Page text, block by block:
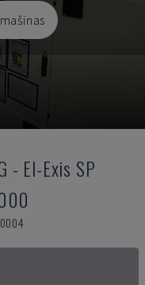
- El-Exis SP